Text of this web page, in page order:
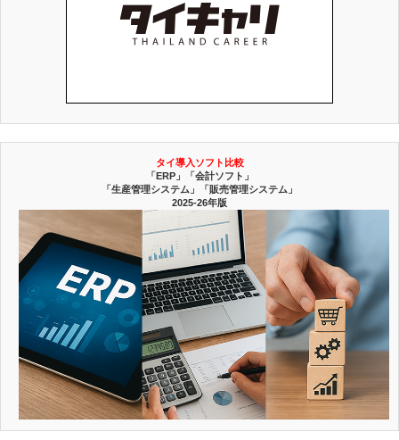
タイ導入ソフト比較
「ERP」「会計ソフト」
「生産管理システム」「販売管理システム」
2025-26年版